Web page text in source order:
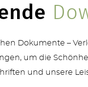
Dokumente –
um die
und unsere